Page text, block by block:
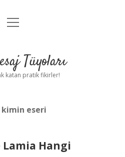
Anasayfa
Uyarı
menüyü
Tüyoları
katan pratik fikirler!
kimin eseri
Hangi